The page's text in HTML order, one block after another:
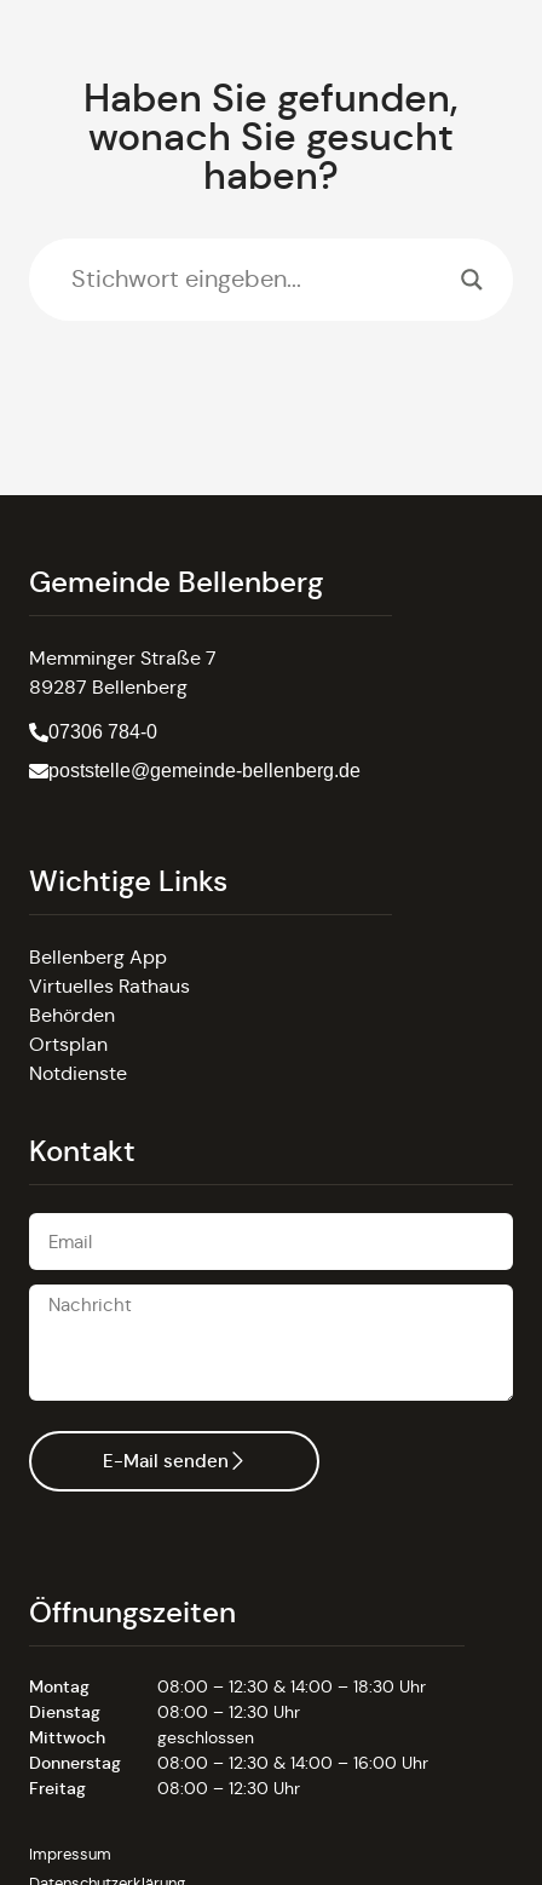
Haben Sie gefunden,
wonach Sie gesucht
haben?
Gemeinde Bellenberg
Memminger Straße 7
89287 Bellenberg
07306 784-0
poststelle@gemeinde-bellenberg.de
Wichtige Links
Bellenberg App
Virtuelles Rathaus
Behörden
Ortsplan
Notdienste
Kontakt
E-Mail senden
Öffnungszeiten
Montag
08:00 – 12:30 & 14:00 – 18:30 Uhr
Dienstag
08:00 – 12:30 Uhr
Mittwoch
geschlossen
Donnerstag
08:00 – 12:30 & 14:00 – 16:00 Uhr
Freitag
08:00 – 12:30 Uhr
Impressum